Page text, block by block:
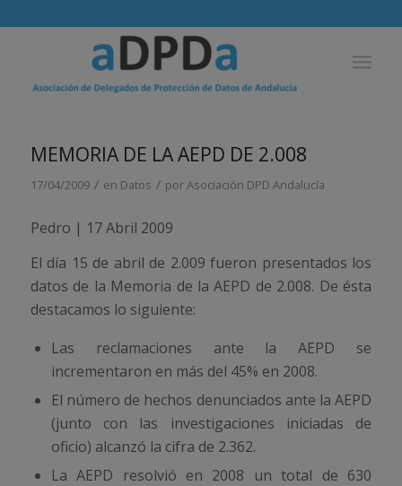
MEMORIA DE LA AEPD DE 2.008
17/04/2009 / en Datos / porAsociación DPD Andalucía
Pedro | 17 Abril 2009
El día 15 de abril de 2.009 fueron presentados los
datos de la Memoria de la AEPD de 2.008. De ésta
destacamos lo siguiente:
Las reclamaciones ante la AEPD se
incrementaron en más del 45% en 2008.
El número de hechos denunciados ante la AEPD
(junto con las investigaciones iniciadas de
oficio) alcanzó la cifra de 2.362.
La AEPD resolvió en 2008 un total de 630